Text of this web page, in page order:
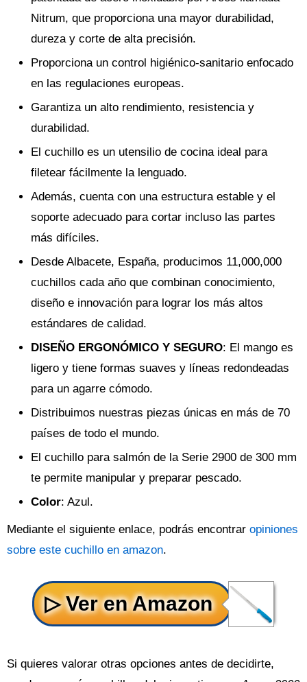
Nitrum, que proporciona una mayor durabilidad,
dureza y corte de alta precisión.
Proporciona un control higiénico-sanitario enfocado
en las regulaciones europeas.
Garantiza un alto rendimiento, resistencia y
durabilidad.
El cuchillo es un utensilio de cocina ideal para
filetear fácilmente la lenguado.
Además, cuenta con una estructura estable y el
soporte adecuado para cortar incluso las partes
más difíciles.
Desde Albacete, España, producimos 11,000,000
cuchillos cada año que combinan conocimiento,
diseño e innovación para lograr los más altos
estándares de calidad.
DISEÑO ERGONÓMICO Y SEGURO: El mango es
ligero y tiene formas suaves y líneas redondeadas
para un agarre cómodo.
Distribuimos nuestras piezas únicas en más de 70
países de todo el mundo.
El cuchillo para salmón de la Serie 2900 de 300 mm
te permite manipular y preparar pescado.
Color: Azul.
Mediante el siguiente enlace, podrás encontrar opiniones
sobre este cuchillo en amazon.
Si quieres valorar otras opciones antes de decidirte,